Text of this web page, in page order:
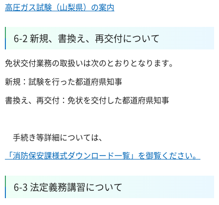
高圧ガス試験（山梨県）の案内
6-2 新規、書換え、再交付について
免状交付業務の取扱いは次のとおりとなります。
新規：試験を行った都道府県知事
書換え、再交付：免状を交付した都道府県知事
手続き等詳細については、
「消防保安課様式ダウンロード一覧」を御覧ください。
6-3 法定義務講習について